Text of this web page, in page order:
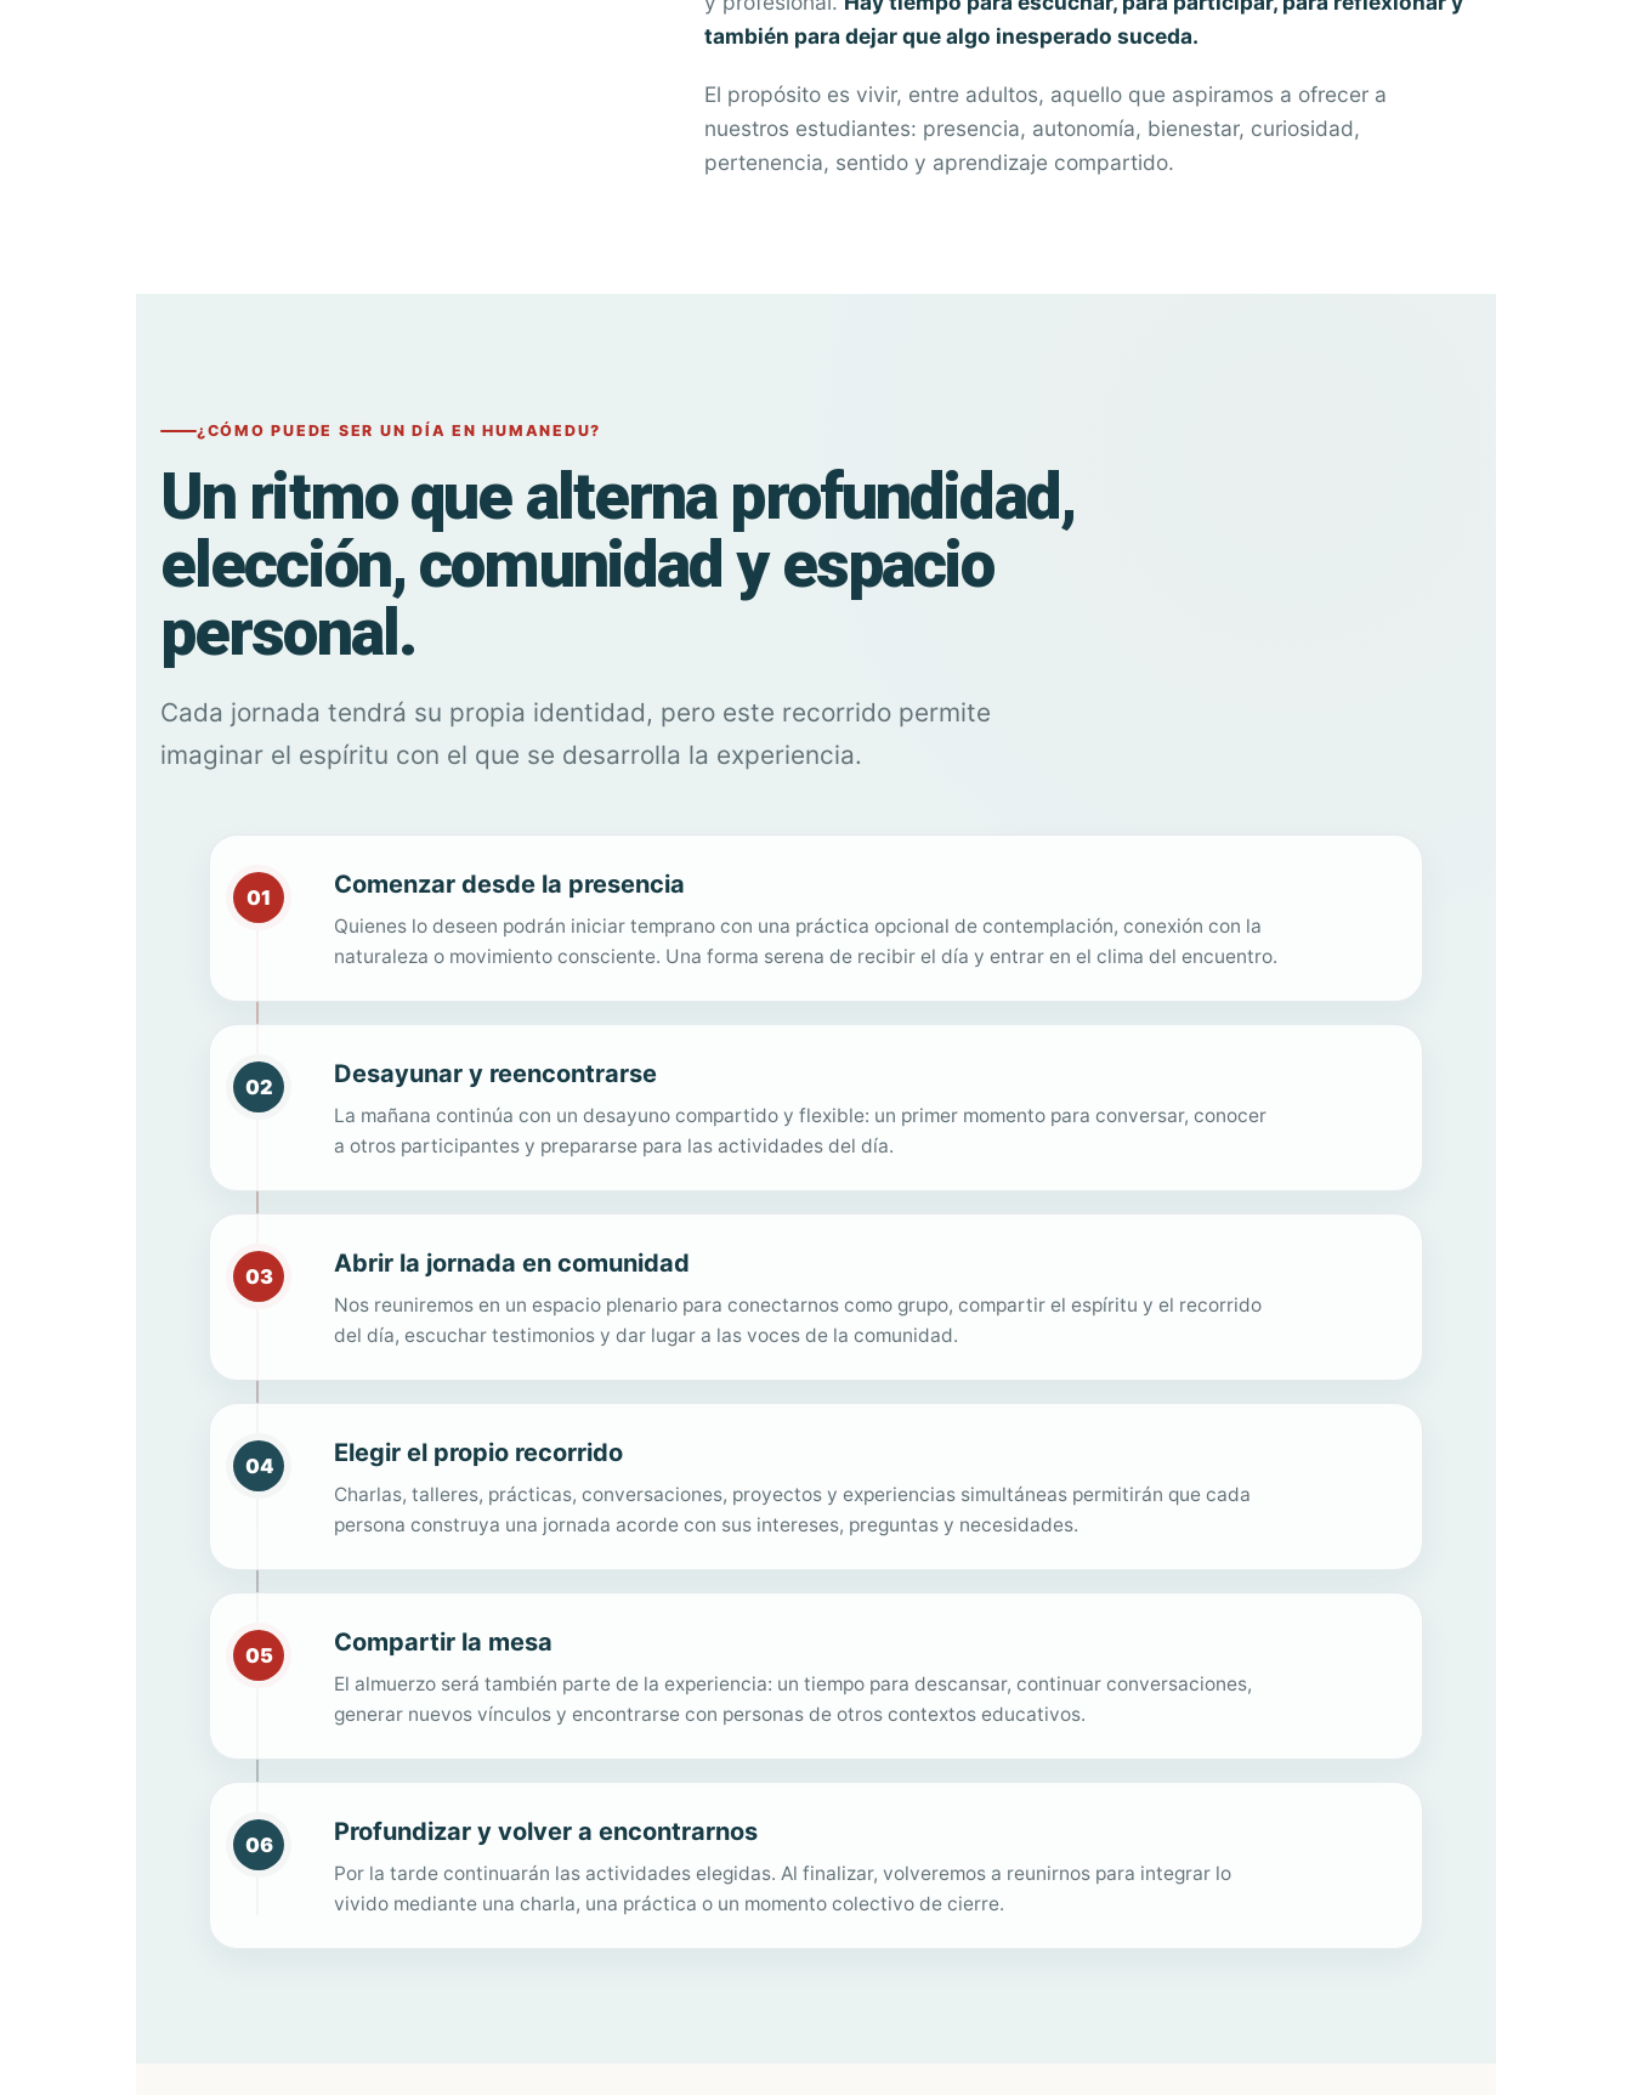
también para dejar que algo inesperado suceda.
El propósito es vivir, entre adultos, aquello que aspiramos a ofrecer a
nuestros estudiantes: presencia, autonomía, bienestar, curiosidad,
pertenencia, sentido y aprendizaje compartido.
¿CÓMO PUEDE SER UN DÍA EN HUMANEDU?
Un ritmo que alterna profundidad,
elección, comunidad y espacio
personal.
Cada jornada tendrá su propia identidad, pero este recorrido permite
imaginar el espíritu con el que se desarrolla la experiencia.
01 Comenzar desde la presencia
Quienes lo deseen podrán iniciar temprano con una práctica opcional de contemplación, conexión con la
naturaleza o movimiento consciente. Una forma serena de recibir el día y entrar en el clima del encuentro.
02 Desayunar y reencontrarse
La mañana continúa con un desayuno compartido y flexible: un primer momento para conversar, conocer
a otros participantes y prepararse para las actividades del día.
03 Abrir la jornada en comunidad
Nos reuniremos en un espacio plenario para conectarnos como grupo, compartir el espíritu y el recorrido
del día, escuchar testimonios y dar lugar a las voces de la comunidad.
04 Elegir el propio recorrido
Charlas, talleres, prácticas, conversaciones, proyectos y experiencias simultáneas permitirán que cada
persona construya una jornada acorde con sus intereses, preguntas y necesidades.
05 Compartir la mesa
El almuerzo será también parte de la experiencia: un tiempo para descansar, continuar conversaciones,
generar nuevos vínculos y encontrarse con personas de otros contextos educativos.
06 Profundizar y volver a encontrarnos
Por la tarde continuarán las actividades elegidas. Al finalizar, volveremos a reunirnos para integrar lo
vivido mediante una charla, una práctica o un momento colectivo de cierre.